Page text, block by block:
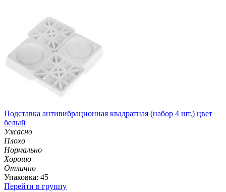
Подставка антивибрационная квадратная (набор 4 шт.) цвет
белый
Ужасно
Плохо
Нормально
Хорошо
Отлично
Упаковка: 45
Перейти в группу